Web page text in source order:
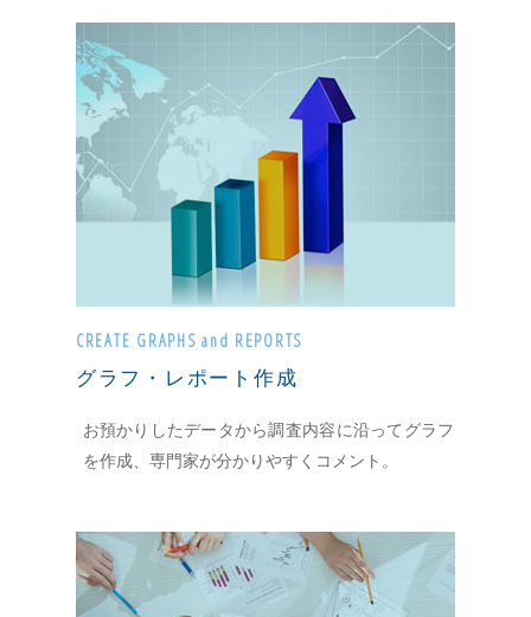
CREATE GRAPHS and REPORTS
グラフ・レポート作成
お預かりしたデータから調査内容に沿ってグラフ
を作成、専門家が分かりやすくコメント。